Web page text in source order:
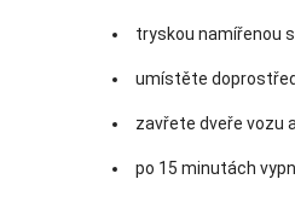
tryskou namířenou
umístěte
zavřete dveře vozu
po 15 minutách